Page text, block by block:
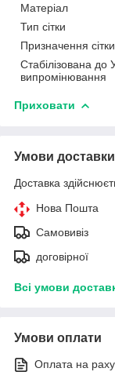
Матеріал
Тип сітки
Призначення сітки
Стабілізована до
випромінювання
Приховати
Умови доставки
Доставка
Нова Пошта
Самовивіз
договірної
Всі умови
Умови оплати
Оплата на